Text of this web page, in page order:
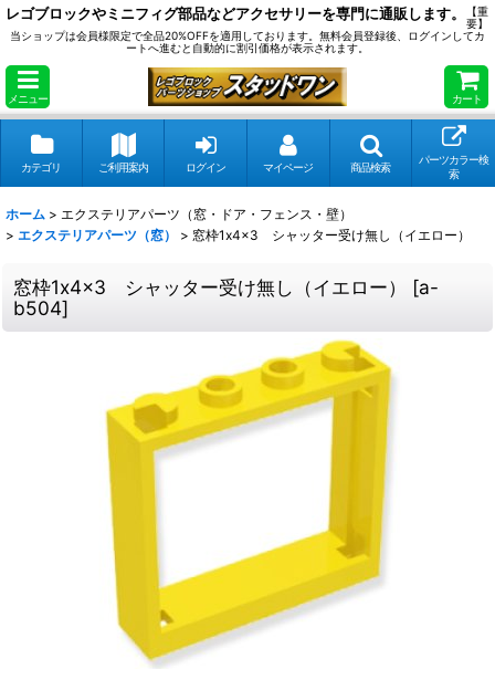
レゴブロックやミニフィグ部品などアクセサリーを専門に通販します。
【重
要】
当ショップは会員様限定で全品20%OFFを適用しております。無料会員登録後、ログインしてカ
ートへ進むと自動的に割引価格が表示されます。
メニュー カート
カテゴリ ご利用案内 ログイン マイページ 商品検索
パーツカラー検
索
ホーム > エクステリアパーツ（窓・ドア・フェンス・壁）
> エクステリアパーツ（窓） > 窓枠1x4x3 シャッター受け無し（イエロー）
窓枠1x4x3 シャッター受け無し（イエロー） [a-
b504]